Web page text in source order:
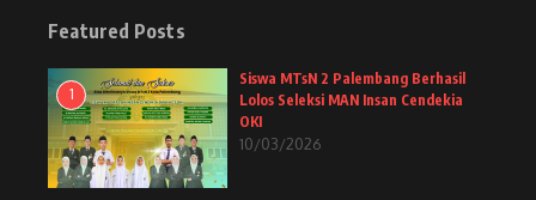
Featured Posts
1
Siswa MTsN 2 Palembang Berhasil
Lolos Seleksi MAN Insan Cendekia
OKI
10/03/2026